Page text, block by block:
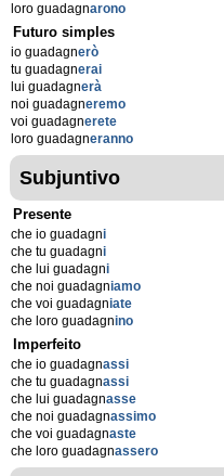
loro guadagnarono
Futuro simples
io guadagnerò
tu guadagnerai
lui guadagnerà
noi guadagneremo
voi guadagnerete
loro guadagneranno
Subjuntivo
Presente
che io guadagni
che tu guadagni
che lui guadagni
che noi guadagniamo
che voi guadagniate
che loro guadagnino
Imperfeito
che io guadagnassi
che tu guadagnassi
che lui guadagnasse
che noi guadagnassimo
che voi guadagnaste
che loro guadagnassero